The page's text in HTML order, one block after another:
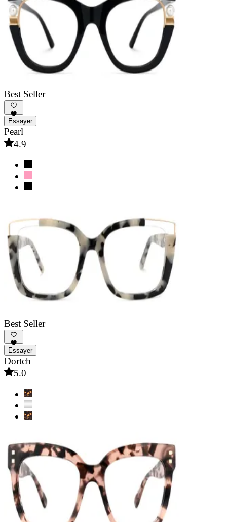
Best Seller
Essayer
Pearl
4.9
Best Seller
Essayer
Dortch
5.0